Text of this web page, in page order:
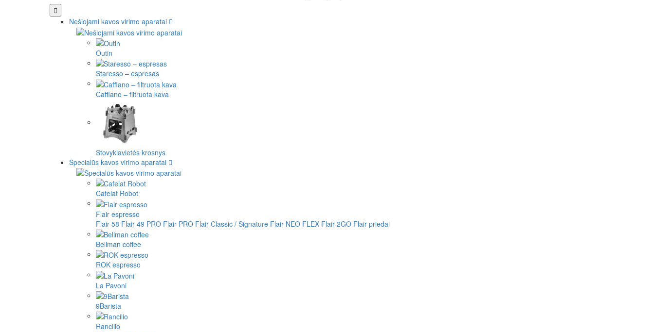
Nešiojami kavos virimo aparatai
Outin
Staresso – espresas
Cafflano – filtruota kava
Stovyklavietės krosnys
Specialūs kavos virimo aparatai
Cafelat Robot
Flair espresso
Flair 58 Flair 49 PRO Flair PRO Flair Classic / Signature Flair NEO FLEX Flair 2GO Flair priedai
Bellman coffee
ROK espresso
La Pavoni
9Barista
Rancilio